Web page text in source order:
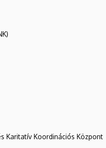
Karitatív Koordinációs Központ